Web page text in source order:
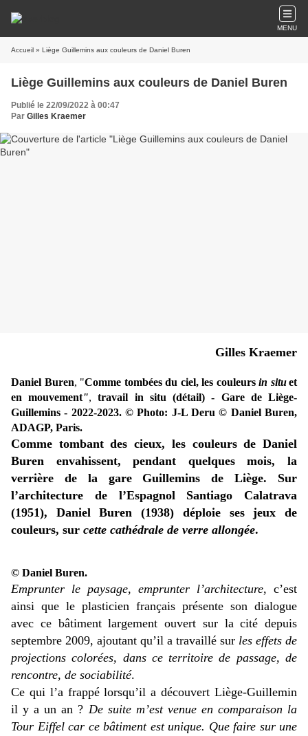
MENU
Accueil » Liège Guillemins aux couleurs de Daniel Buren
Liège Guillemins aux couleurs de Daniel Buren
Publié le 22/09/2022 à 00:47
Par Gilles Kraemer
Gilles Kraemer
Daniel Buren, "Comme tombées du ciel, les couleurs in situ et
en mouvement",travail in situ (détail) - Gare de Liège-
Guillemins - 2022-2023. © Photo: J-L Deru © Daniel Buren,
ADAGP, Paris.
Comme tombant des cieux, les couleurs de Daniel
Buren envahissent, pendant quelques mois, la
verrière de la gare Guillemins de Liège. Sur
l’architecture de l’Espagnol Santiago Calatrava
(1951), Daniel Buren (1938) déploie ses jeux de
couleurs, sur cette cathédrale de verre allongée.
© Daniel Buren.
Emprunter le paysage, emprunter l’architecture, c’est
ainsi que le plasticien français présente son dialogue
avec ce bâtiment largement ouvert sur la cité depuis
septembre 2009, ajoutant qu’il a travaillé sur les effets de
projections colorées, dans ce territoire de passage, de
rencontre, de sociabilité.
Ce qui l’a frappé lorsqu’il a découvert Liège-Guillemin
il y a un an ? De suite m’est venue en comparaison la
Tour Eiffel car ce bâtiment est unique. Que faire sur une